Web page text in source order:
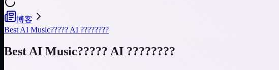
博客
Best AI Music????? AI ????????
Best AI Music????? AI ????????